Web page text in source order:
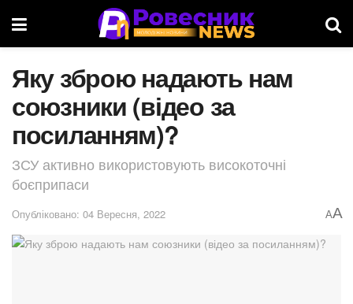
Яку зброю надають нам
союзники (відео за
посиланням)?
ЗСУ активно використовують високоточні
боєприпаси
Опубліковано: 04 Вересня, 2022 AA